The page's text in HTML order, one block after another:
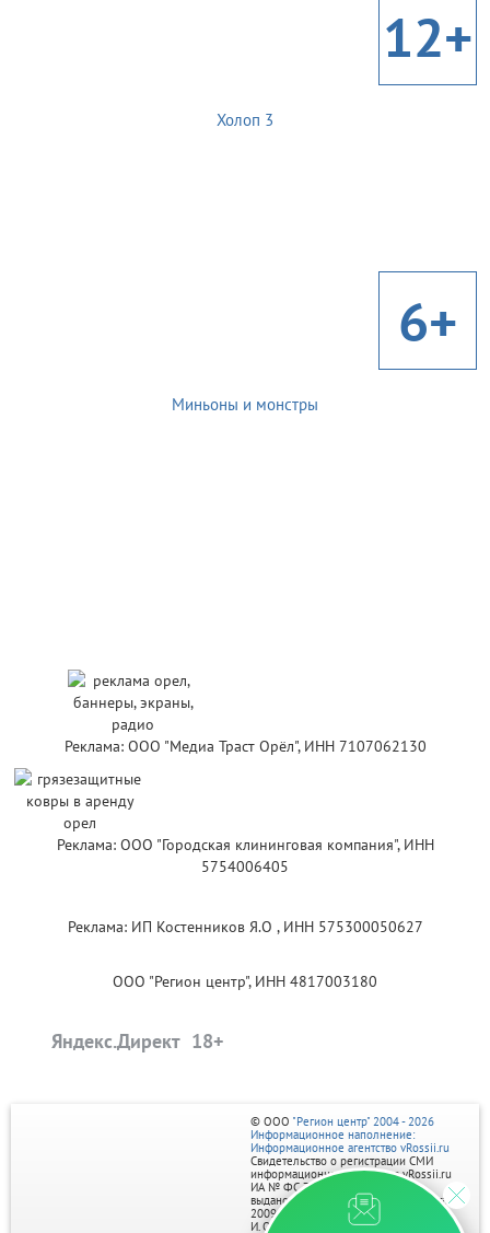
12+
Холоп 3
6+
Миньоны и монстры
Реклама: ООО "Медиа Траст Орёл", ИНН 7107062130
Реклама: ООО "Городская клининговая компания", ИНН
5754006405
Реклама: ИП Костенников Я.О , ИНН 575300050627
ООО "Регион центр", ИНН 4817003180
Яндекс.Директ
© ООО "Регион центр" 2004 - 2026
Информационное наполнение:
Информационное агентство vRossii.ru
Свидетельство о регистрации СМИ
информационного агентства vRossii.ru
ИА № ФС 77‑35502
выдано РОСКОМНАДЗОРом 04 марта
2009г.
И. О. Главного редактора Нарыков А. Н.